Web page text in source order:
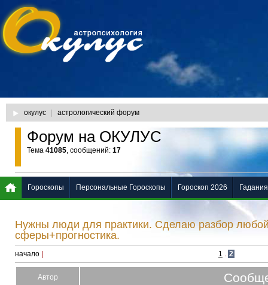
окулус астрологический форум
Форум на ОКУЛУС
Тема 41085, сообщений: 17
Нужны люди для практики. Сделаю разбор
сферы+прогностика.
начало 1 . 2
Автор
Гороскопы Персональные Гороскопы Гороскоп 2026 Гадания